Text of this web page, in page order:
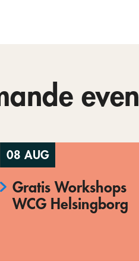
08 AUG
Gratis Workshops
WCG Helsingborg